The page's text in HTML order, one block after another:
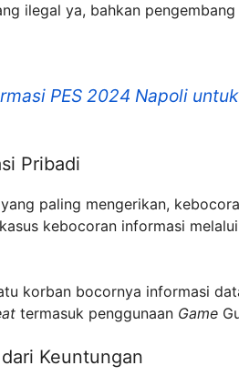
ilegal ya, bahkan pengembang
PES 2024 Napoli
Pribadi
paling mengerikan,
kebocoran informasi melalui
korban bocornya informasi
termasuk penggunaan Game
Keuntungan